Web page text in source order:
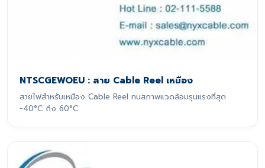
NTSCGEWOEU : สาย Cable Reel เหมือง
สายไฟสำหรับเหมือง Cable Reel ทนสภาพแวดล้อมรุนแรงที่สุด
-40°C ถึง 60°C